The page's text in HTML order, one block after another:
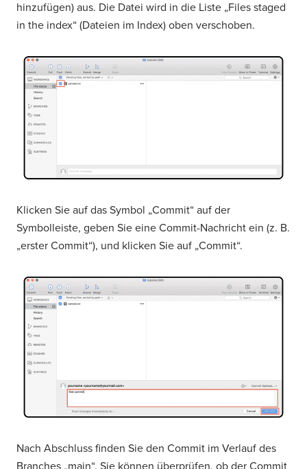
hinzufügen) aus. Die Datei wird in die Liste „Files staged
in the index“ (Dateien im Index) oben verschoben.
Klicken Sie auf das Symbol „Commit“ auf der
Symbolleiste, geben Sie eine Commit-Nachricht ein (z. B.
„erster Commit“), und klicken Sie auf „Commit“.
Nach Abschluss finden Sie den Commit im Verlauf des
Branches „main“. Sie können überprüfen, ob der Commit